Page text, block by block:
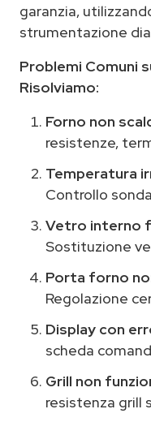
garanzia,
strumentazione
Problemi Comuni
Risolviamo:
Forno non
resistenze,
Temperatura
Controllo
Vetro interno
Sostituzione
Porta forno
Regolazione
Display con
scheda
Grill non
resistenza grill